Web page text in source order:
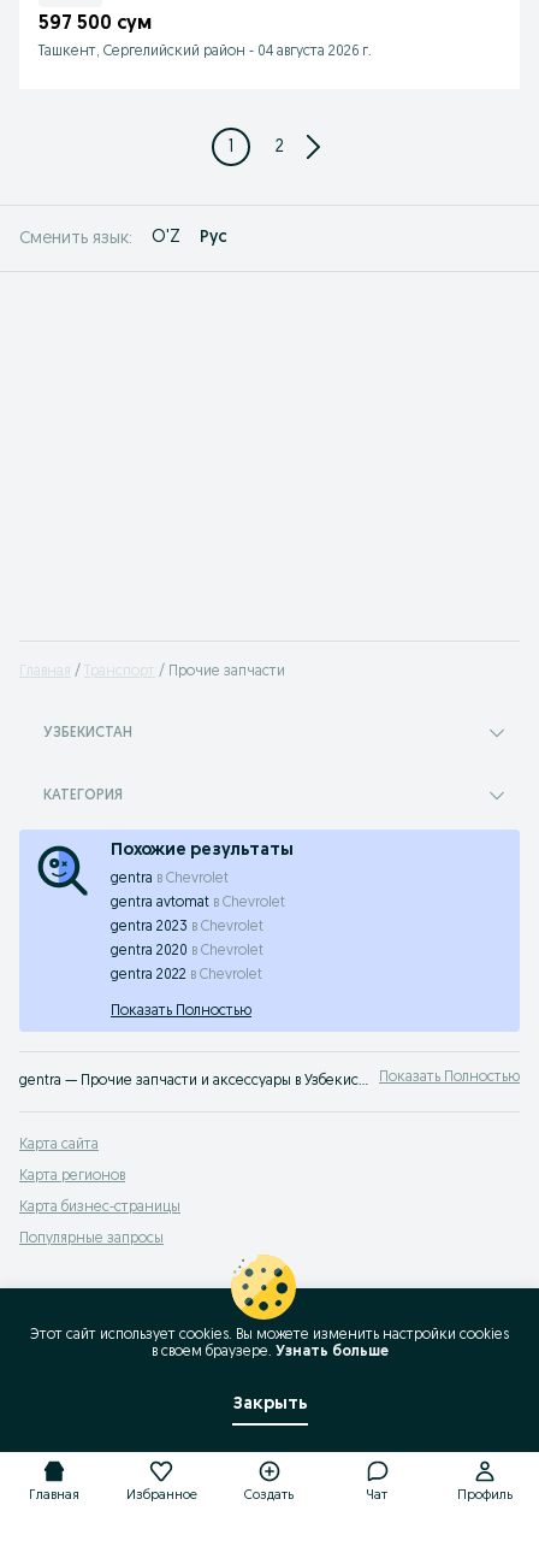
597 500 сум
Ташкент, Сергелийский район - 04 августа 2026 г.
1 2
Сменить язык: O'Z Рус
Главная Транспорт Прочие запчасти
УЗБЕКИСТАН
КАТЕГОРИЯ
Похожие результаты
gentra в Chevrolet
gentra avtomat в Chevrolet
gentra 2023 в Chevrolet
gentra 2020 в Chevrolet
gentra 2022 в Chevrolet
Показать Полностью
gentra — Прочие запчасти и аксессуары в Узбекистане ✔️ Разнообразный выбор товаров по доступным ценам ⭐ Удобно и быстро — на OLX.uz Показать Полностью
Карта сайта
Карта регионов
Карта бизнес-страницы
Популярные запросы
Главная Избранное Создать Чат Профиль
Этот сайт использует cookies. Вы можете изменить настройки cookies
в своeм браузере. Узнать больше
Закрыть